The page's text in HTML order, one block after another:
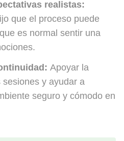
realistas:
que el proceso puede
es normal sentir una
Apoyar la
sesiones y ayudar a
seguro y cómodo en